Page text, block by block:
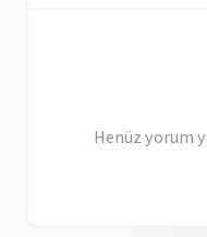
Henüz yorum